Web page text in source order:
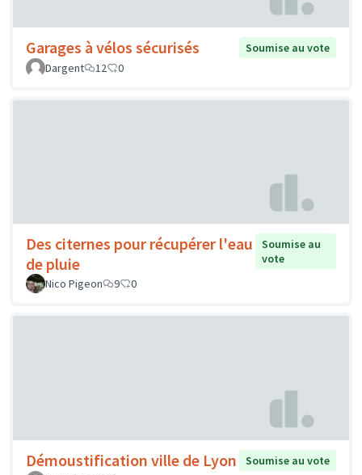
Garages à vélos sécurisés
Soumise au vote
Dargent
12 0
Des citernes pour récupérer l'eau
de pluie
Soumise au
vote
Nico Pigeon
9 0
Démoustification ville de Lyon
Soumise au vote